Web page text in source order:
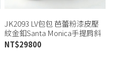
JK2093 LV包包 芭蕾粉漆皮壓
紋金釦Santa Monica手提肩斜
背相機包M90371(高雄店)
NT$29800